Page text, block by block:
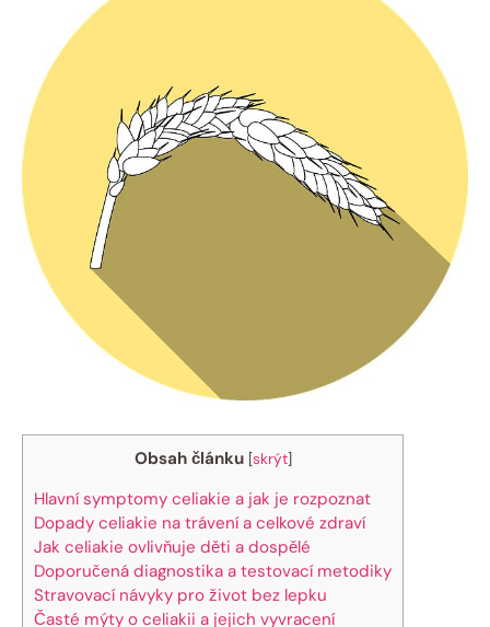
Obsah článku [skrýt]
Hlavní symptomy celiakie a jak je rozpoznat
Dopady celiakie na trávení a celkové zdraví
Jak celiakie ovlivňuje děti a dospělé
Doporučená diagnostika a testovací metodiky
Stravovací návyky pro život bez lepku
Časté mýty o celiakii a jejich vyvracení